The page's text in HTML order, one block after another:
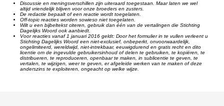
Discussie en meningsverschillen zijn uiteraard toegestaan. Maar laten we wel
altijd vriendelijk blijven voor onze broeders en zusters.
De redactie bepaalt of een reactie wordt toegelaten.
Off-topic reacties worden sowieso niet toegelaten.
Wilt u een bijbeltekst citeren, gebruik dan één van de vertalingen die Stichting
Dagelijks Woord ook aanbiedt.
Voor reacties vanaf 1 januari 2016 geldt: Door het formulier in te vullen verleent u
Stichting Dagelijks Woord een niet-exclusief, onbeperkt, onvoorwaardelijk,
ongelimiteerd, wereldwijd, niet-intrekbaar, eeuwigdurend en gratis recht en dito
licentie om de ingevulde gebruikersinhoud of delen te gebruiken, te kopiëren, te
distribueren, te reproduceren, openbaar te maken, in sublicentie te geven, te
vertalen, te wijzigen, weer te geven, er afgeleide werken van te maken of deze
anderszins te exploiteren, ongeacht op welke wijze.